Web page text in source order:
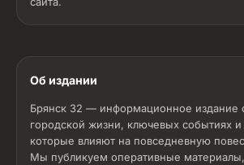
Об издании
Брянск 32 — информационное издание
городской жизни, ключевых событиях
которые влияют на повседневную
Мы публикуем оперативные